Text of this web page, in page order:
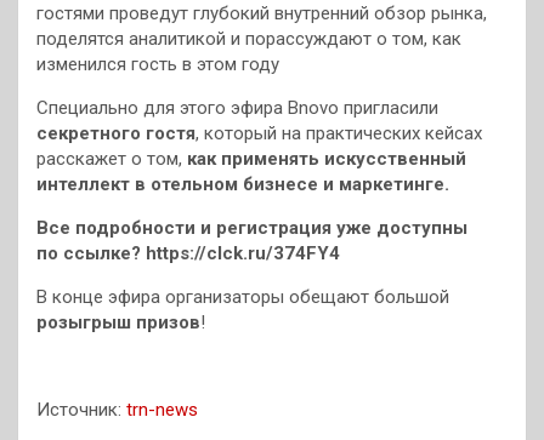
гостями проведут глубокий внутренний обзор рынка,
поделятся аналитикой и порассуждают о том, как
изменился гость в этом году
Специально для этого эфира Bnovo пригласили
секретного гостя, который на практических кейсах
расскажет о том, как применять искусственный
интеллект в отельном бизнесе и маркетинге.
Все подробности и регистрация уже доступны
по ссылке? https://clck.ru/374FY4
В конце эфира организаторы обещают большой
розыгрыш призов!
Источник: trn-news